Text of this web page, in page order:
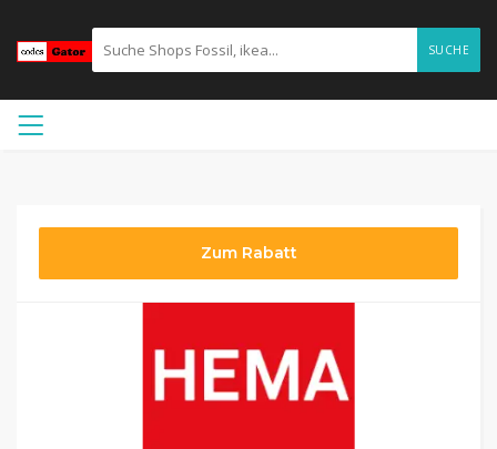
SUCHE
Zum Rabatt